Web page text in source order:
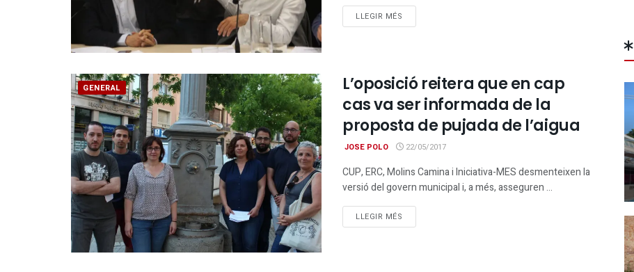
LLEGIR MÉS
GENERAL
L’oposició reitera que en cap
cas va ser informada de la
proposta de pujada de l’aigua
JOSE POLO 22/05/2017
CUP, ERC, Molins Camina i Iniciativa-MES desmenteixen la
versió del govern municipal i, a més, asseguren ...
LLEGIR MÉS